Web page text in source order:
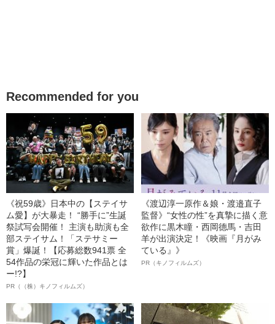
Recommended for you
《祝59歳》日本中の【ステイサ
ム愛】が大暴走！ “勝手に”生誕
祭試写会開催！ 主演も助演も全
部ステイサム！「ステサミー
賞」爆誕！【応募総数941票 全
54作品の栄冠に輝いた作品とは
ー!?】
PR（（株）キノフィルムズ）
《渡辺淳一原作＆娘・渡邉直子
監督》“女性の性”を真摯に描く意
欲作に黒木瞳・西岡德馬・吉田
羊が出演決定！《映画『月がみ
ている』》
PR（キノフィルムズ）